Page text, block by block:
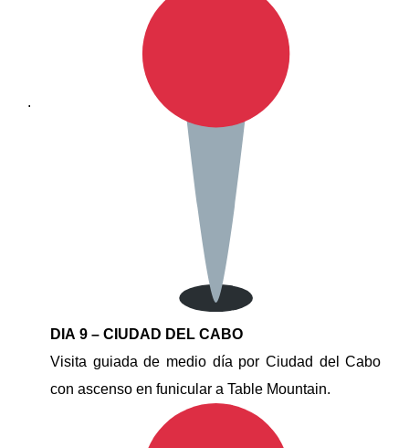
.
DIA 9 – CIUDAD DEL CABO
Visita guiada de medio día por Ciudad del Cabo
con ascenso en funicular a Table Mountain.